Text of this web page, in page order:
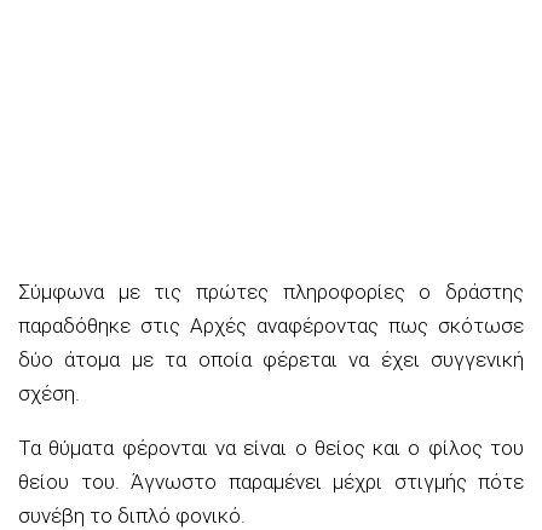
Σύμφωνα με τις πρώτες πληροφορίες ο δράστης
παραδόθηκε στις Αρχές αναφέροντας πως σκότωσε
δύο άτομα με τα οποία φέρεται να έχει συγγενική
σχέση.
Τα θύματα φέρονται να είναι ο θείος και ο φίλος του
θείου του. Άγνωστο παραμένει μέχρι στιγμής πότε
συνέβη το διπλό φονικό.